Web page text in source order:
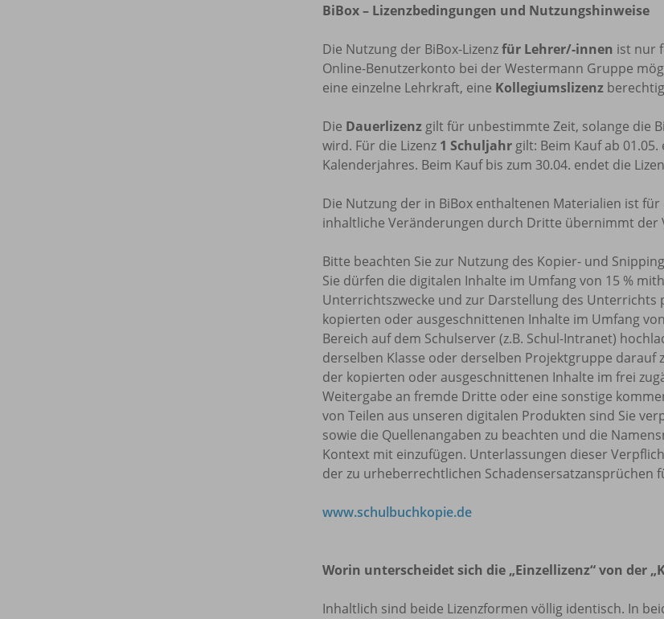
BiBox – Lizenzbedingungen und Nutzungshinweise
Die Nutzung der BiBox-Lizenzfür Lehrer/-innen ist nur
Online-Benutzerkonto bei der Westermann Gruppe
eine einzelne Lehrkraft, eine Kollegiumslizenz
Die Dauerlizenz gilt für unbestimmte Zeit, solange die
wird. Für die Lizenz 1 Schuljahr gilt: Beim Kauf ab
Kalenderjahres. Beim Kauf bis zum 30.04. endet die
Die Nutzung der in BiBox enthaltenen Materialien ist
inhaltliche Veränderungen durch Dritte übernimmt der
Bitte beachten Sie zur Nutzung des Kopier- und
Sie dürfen die digitalen Inhalte im Umfang von 15 %
Unterrichtszwecke und zur Darstellung des Unterrichts
kopierten oder ausgeschnittenen Inhalte im Umfang
Bereich auf dem Schulserver (z.B. Schul-Intranet)
derselben Klasse oder derselben Projektgruppe
der kopierten oder ausgeschnittenen Inhalte im frei
Weitergabe an fremde Dritte oder eine sonstige
von Teilen aus unseren digitalen Produkten sind Sie
sowie die Quellenangaben zu beachten und die
Kontext mit einzufügen. Unterlassungen dieser
der zu urheberrechtlichen Schadensersatzansprüchen
www.schulbuchkopie.de
Worin unterscheidet sich die „Einzellizenz“ von der
Inhaltlich sind beide Lizenzformen völlig identisch. In